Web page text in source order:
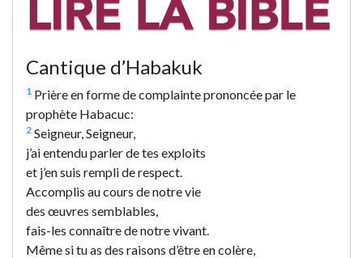
Cantique d’Habakuk
1 Prière en forme de complainte prononcée par le
prophète Habacuc:
2 Seigneur, Seigneur,
j’ai entendu parler de tes exploits
et j’en suis rempli de respect.
Accomplis au cours de notre vie
des œuvres semblables,
fais-les connaître de notre vivant.
Même si tu as des raisons d’être en colère,